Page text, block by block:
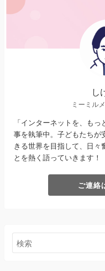
し
ミーミル
「インターネットを、も
事を執筆中。子どもたちが
きる世界を目指して、日々
とを熱く語っていきます！
ご連絡